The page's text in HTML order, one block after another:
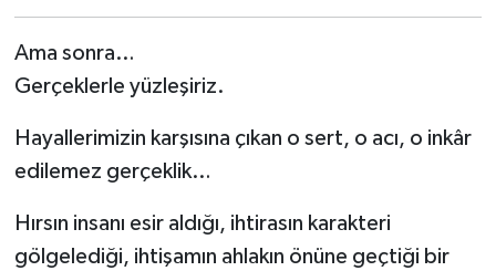
Ama sonra…
Gerçeklerle yüzleşiriz.
Hayallerimizin karşısına çıkan o sert, o acı, o inkâr
edilemez gerçeklik…
Hırsın insanı esir aldığı, ihtirasın karakteri
gölgelediği, ihtişamın ahlakın önüne geçtiği bir